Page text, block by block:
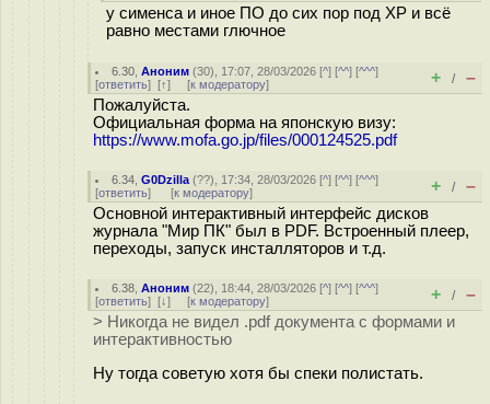
у сименса и иное ПО до сих пор под ХР и всё
равно местами глючное
6.30 ,Аноним (30), 17:07, 28/03/2026 [^] [^^] [^^^]
[ответить] [↑] [к модератору] + / –
Пожалуйста.
Официальная форма на японскую визу:
https://www.mofa.go.jp/files/000124525.pdf
6.34 ,G0Dzilla (??), 17:34, 28/03/2026 [^] [^^] [^^^]
[ответить] [к модератору] + / –
Основной интерактивный интерфейс дисков
журнала "Мир ПК" был в PDF. Встроенный плеер,
переходы, запуск инсталляторов и т.д.
6.38 ,Аноним (22), 18:44, 28/03/2026 [^] [^^] [^^^]
[ответить] [↓] [к модератору] + / –
> Никогда не видел .pdf документа с формами и
интерактивностью
Ну тогда советую хотя бы спеки полистать.